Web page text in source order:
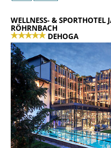
WELLNESS- & SPORTHOTEL
RÖHRNBACH
DEHOGA